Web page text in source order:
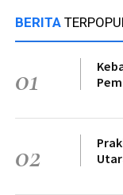
BERITA
01
02